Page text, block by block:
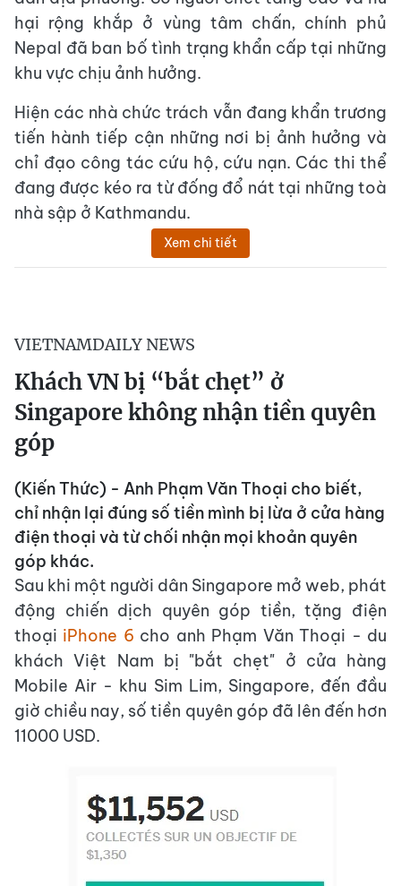
hại rộng khắp ở vùng tâm chấn, chính phủ
Nepal đã ban bố tình trạng khẩn cấp tại những
khu vực chịu ảnh hưởng.
Hiện các nhà chức trách vẫn đang khẩn trương
tiến hành tiếp cận những nơi bị ảnh hưởng và
chỉ đạo công tác cứu hộ, cứu nạn. Các thi thể
đang được kéo ra từ đống đổ nát tại những toà
nhà sập ở Kathmandu.
Xem chi tiết
VIETNAMDAILY NEWS
Khách VN bị “bắt chẹt” ở
Singapore không nhận tiền quyên
góp
(Kiến Thức) - Anh Phạm Văn Thoại cho biết,
chỉ nhận lại đúng số tiền mình bị lừa ở cửa hàng
điện thoại và từ chối nhận mọi khoản quyên
góp khác.
Sau khi một người dân Singapore mở web, phát
động chiến dịch quyên góp tiền, tặng điện
thoại iPhone 6 cho anh Phạm Văn Thoại - du
khách Việt Nam bị "bắt chẹt" ở cửa hàng
Mobile Air - khu Sim Lim, Singapore, đến đầu
giờ chiều nay, số tiền quyên góp đã lên đến hơn
11000 USD.